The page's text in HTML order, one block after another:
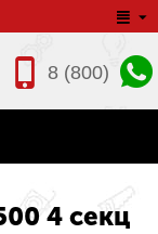
8 (800)
4 секц